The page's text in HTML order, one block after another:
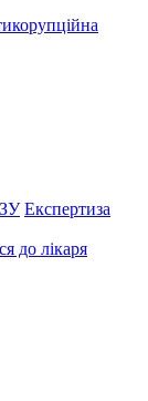
Експертиза
до лікаря